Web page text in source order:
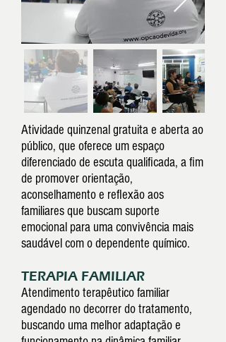
Atividade quinzenal gratuita e aberta ao
público, que oferece um espaço
diferenciado de escuta qualificada, a fim
de promover orientação,
aconselhamento e reflexão aos
familiares que buscam suporte
emocional para uma convivência mais
saudável com o dependente químico.
TERAPIA FAMILIAR
Atendimento terapêutico familiar
agendado no decorrer do tratamento,
buscando uma melhor adaptação e